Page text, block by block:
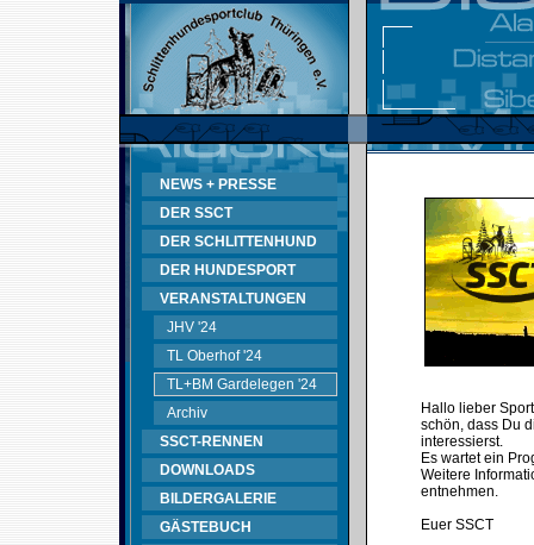
NEWS + PRESSE
DER SSCT
DER SCHLITTENHUND
DER HUNDESPORT
VERANSTALTUNGEN
JHV '24
TL Oberhof '24
TL+BM Gardelegen '24
Archiv
SSCT-RENNEN
DOWNLOADS
BILDERGALERIE
GÄSTEBUCH
Hallo lieber
schön, dass Du
interessierst.
Es wartet ein
Weitere
entnehmen.
Euer SSCT